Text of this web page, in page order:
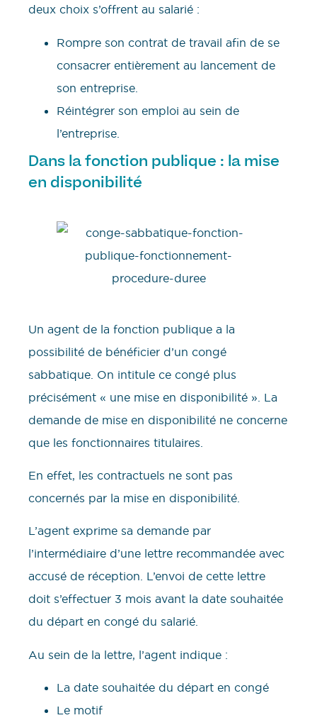
deux choix s’offrent au salarié :
Rompre son contrat de travail afin de se
consacrer entièrement au lancement de
son entreprise.
Réintégrer son emploi au sein de
l’entreprise.
Dans la fonction publique : la mise
en disponibilité
Un agent de la fonction publique a la
possibilité de bénéficier d’un congé
sabbatique. On intitule ce congé plus
précisément « une mise en disponibilité ». La
demande de mise en disponibilité ne concerne
que les fonctionnaires titulaires.
En effet, les contractuels ne sont pas
concernés par la mise en disponibilité.
L’agent exprime sa demande par
l’intermédiaire d’une lettre recommandée avec
accusé de réception. L’envoi de cette lettre
doit s’effectuer 3 mois avant la date souhaitée
du départ en congé du salarié.
Au sein de la lettre, l’agent indique :
La date souhaitée du départ en congé
Le motif